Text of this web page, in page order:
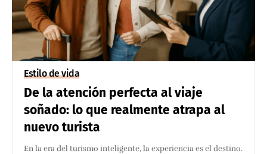
Estilo de vida
De la atención perfecta al viaje
soñado: lo que realmente atrapa al
nuevo turista
En la era del turismo inteligente, la experiencia es el destino.